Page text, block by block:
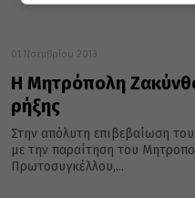
01 Νοεμβρίου 2013
Η Μητρόπολη
ρήξης
Στην απόλυτη επιβεβαίωση
με την παραίτηση του
Πρωτοσυγκέλλου,...